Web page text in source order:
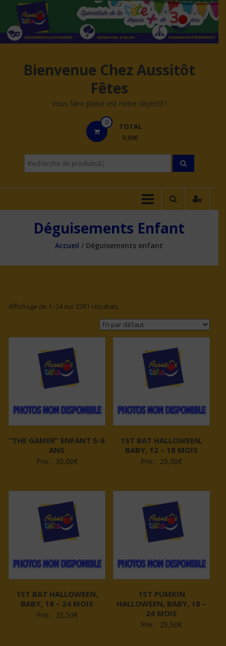
contenu
Bienvenue Chez Aussitôt
Fêtes
Vous faire plaisir est notre objectif !
0 TOTAL
0,00€
Recherche
pourÂ :
Déguisements Enfant
Accueil / Déguisements enfant
Affichage de 1–24 sur 2381 résultats
“THE GAMER” ENFANT 5-6
ANS
Prix : 30,00€
1ST BAT HALLOWEEN,
BABY, 12 – 18 MOIS
Prix : 25,50€
1ST BAT HALLOWEEN,
BABY, 18 – 24 MOIS
Prix : 25,50€
1ST PUMKIN
HALLOWEEN, BABY, 18 –
24 MOIS
Prix : 25,50€